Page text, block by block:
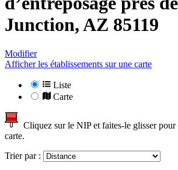
Junction, AZ 85119
Modifier
Afficher les établissements sur une carte
Liste
Carte
Cliquez sur le NIP et faites-le glisser
carte.
Trier par :